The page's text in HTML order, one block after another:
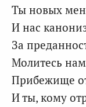
Ты новых
И нас
За
Молитесь
Прибежище
И ты, кому